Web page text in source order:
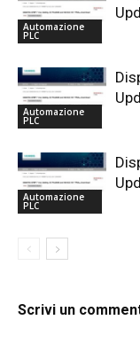
Automazione
PLC
Automazione
PLC
Automazione
PLC
Scrivi un